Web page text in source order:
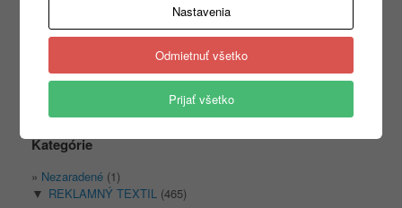
Kategórie
Nezaradené (1)
▼ REKLAMNÝ TEXTIL (465)
Nastavenia
Odmietnuť všetko
Prijať všetko